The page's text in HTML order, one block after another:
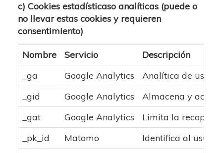
c) Cookies estadísticaso analíticas (puede o
no llevar estas cookies y requieren
consentimiento)
Nombre Servicio
Descripción
_ga
Google Analytics
Analítica de uso:
_gid
Google Analytics
Almacena y
_gat
Google Analytics
Limita la
_pk_id
Matomo
Identifica al